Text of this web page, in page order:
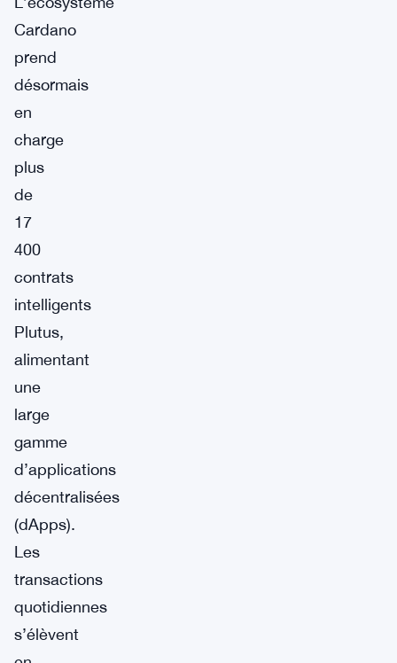
Cardano
prend
désormais
en
charge
plus
de
17
400
contrats
intelligents
Plutus,
alimentant
une
large
gamme
d’applications
décentralisées
(dApps).
Les
transactions
quotidiennes
s’élèvent